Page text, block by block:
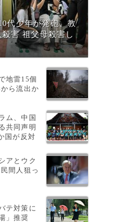
代少年が発砲、教
害 祖父母殺害し
地雷15個
ら流出か
ム、中国
共同声明
国が反対
アとウク
間人狙っ
テ対策に
」推奨